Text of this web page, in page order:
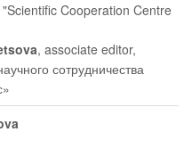
Cooperation Centre
, associate editor,
сотрудничества